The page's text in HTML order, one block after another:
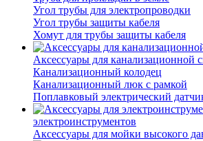
Угол трубы для электропроводки
Угол трубы защиты кабеля
Хомут для трубы защиты кабеля
Аксессуары для канализационной
Канализационный колодец
Канализационный люк с рамкой
Поплавковый электрический
электроинструментов
Аксессуары для мойки высокого